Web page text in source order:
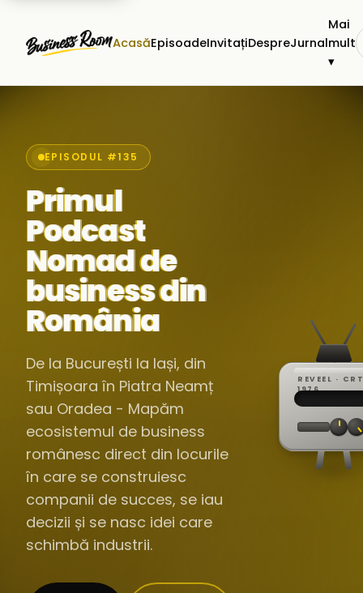
AcasăEpisoadeInvitațiDespreJurnal
Mai
mult
▾
EPISODUL #135
Primul
Podcast
Nomad de
business din
România
De la București la Iași, din
Timișoara în Piatra Neamț
sau Oradea - Mapăm
ecosistemul de business
românesc direct din locurile
în care se construiesc
companii de succes, se iau
decizii și se nasc idei care
schimbă industrii.
REVEEL ·
1976REC ·
·
60Hz
▸
//